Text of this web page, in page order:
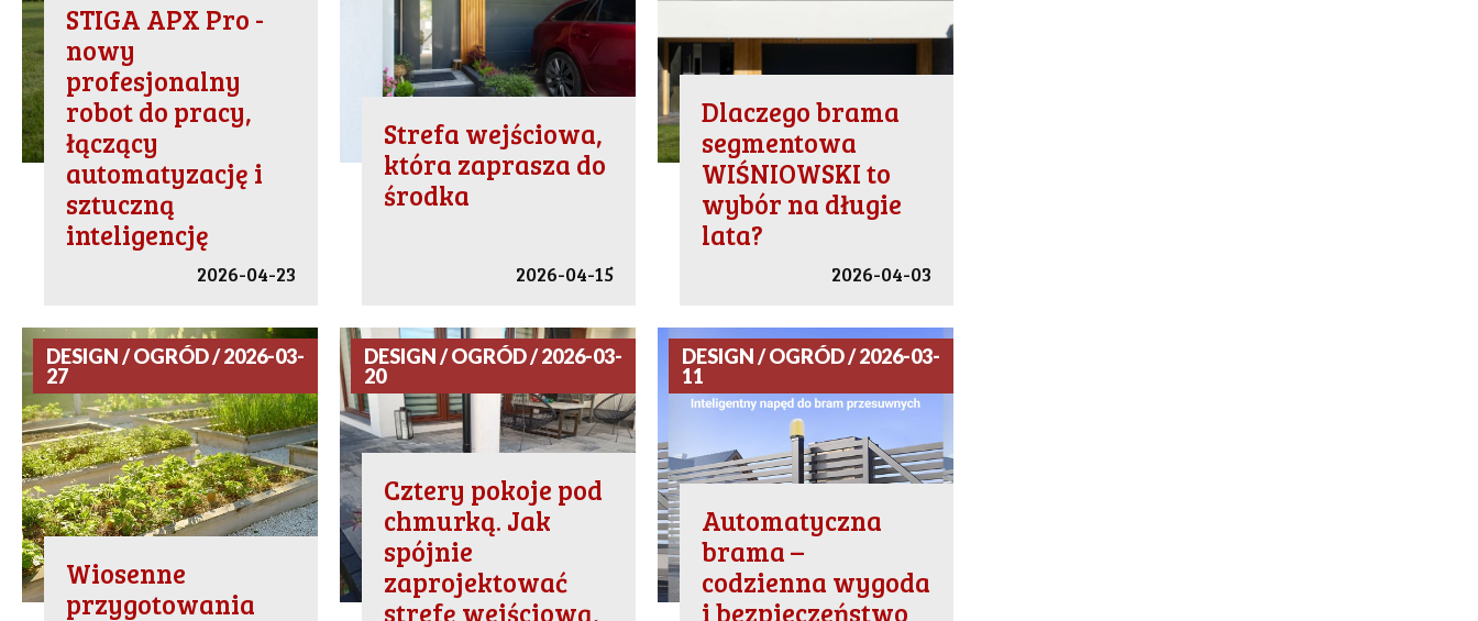
STIGA APX Pro -
nowy
profesjonalny
robot do pracy,
łączący
automatyzację i
sztuczną
inteligencję
2026-04-23
Strefa wejściowa,
która zaprasza do
środka
2026-04-15
Dlaczego brama
segmentowa
WIŚNIOWSKI to
wybór na długie
lata?
2026-04-03
DESIGN / OGRÓD / 2026-03-
27
Wiosenne
przygotowania
DESIGN / OGRÓD / 2026-03-
20
Cztery pokoje pod
chmurką. Jak
spójnie
zaprojektować
strefę wejściową,
DESIGN / OGRÓD / 2026-03-
11
Automatyczna
brama –
codzienna wygoda
i bezpieczeństwo